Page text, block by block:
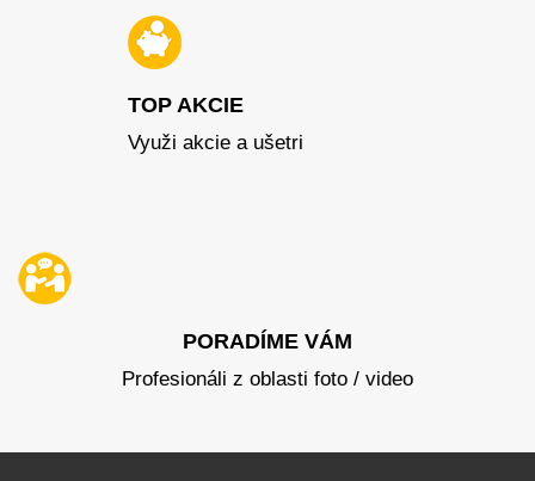
TOP AKCIE
Využi akcie a ušetri
PORADÍME VÁM
Profesionáli z oblasti foto / video